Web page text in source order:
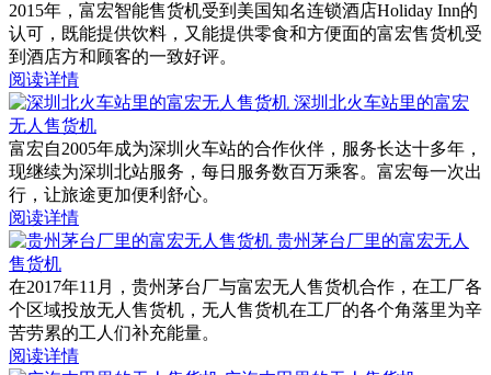
2015年，富宏智能售货机受到美国知名连锁酒店Holiday Inn的
认可，既能提供饮料，又能提供零食和方便面的富宏售货机受
到酒店方和顾客的一致好评。
阅读详情
深圳北火车站里的富宏
无人售货机
富宏自2005年成为深圳火车站的合作伙伴，服务长达十多年，
现继续为深圳北站服务，每日服务数百万乘客。富宏每一次出
行，让旅途更加便利舒心。
阅读详情
贵州茅台厂里的富宏无人
售货机
在2017年11月，贵州茅台厂与富宏无人售货机合作，在工厂各
个区域投放无人售货机，无人售货机在工厂的各个角落里为辛
苦劳累的工人们补充能量。
阅读详情